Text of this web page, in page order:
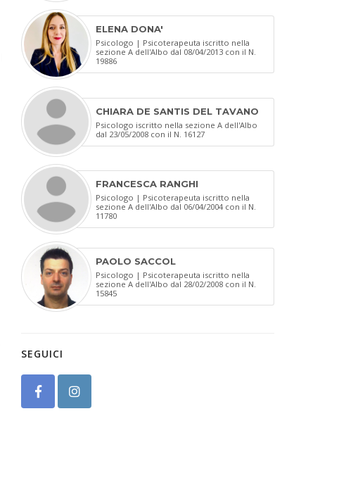
ELENA DONA'
Psicologo | Psicoterapeuta iscritto nella
sezione A dell'Albo dal 08/04/2013 con il N.
19886
CHIARA DE SANTIS DEL TAVANO
Psicologo iscritto nella sezione A dell'Albo
dal 23/05/2008 con il N. 16127
FRANCESCA RANGHI
Psicologo | Psicoterapeuta iscritto nella
sezione A dell'Albo dal 06/04/2004 con il N.
11780
PAOLO SACCOL
Psicologo | Psicoterapeuta iscritto nella
sezione A dell'Albo dal 28/02/2008 con il N.
15845
SEGUICI